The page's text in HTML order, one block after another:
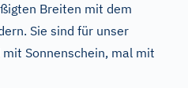
Breiten mit dem
Sie sind für unser
Sonnenschein, mal mit